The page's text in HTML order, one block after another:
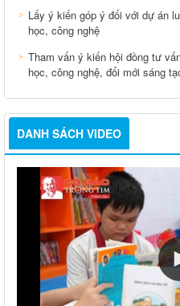
Lấy ý kiến góp ý đối với dự án
học, công nghệ
Tham vấn ý kiến hội đồng tư
học, công nghệ, đổi mới sáng
DANH SÁCH VIDEO